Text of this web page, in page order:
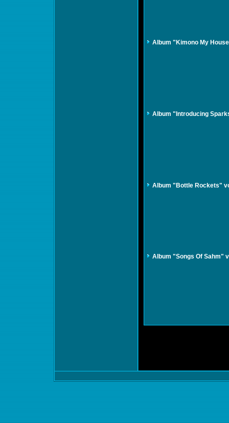
Album "Kimono My
Album "Introducing
Album "Bottle Rockets"
Album "Songs Of Sahm"